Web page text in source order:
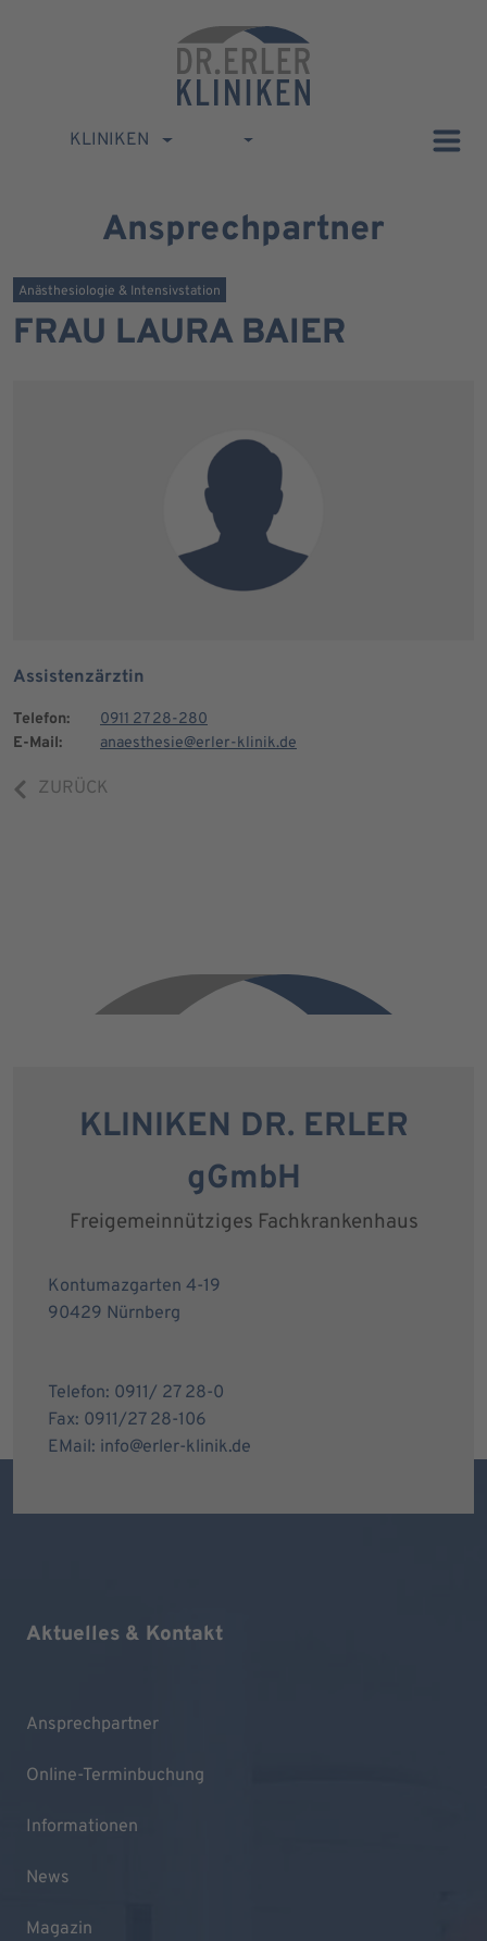
KLINIKEN
Ansprechpartner
Anästhesiologie & Intensivstation
FRAU LAURA BAIER
Assistenzärztin
Telefon:
0911 27 28-280
E-Mail:
anaesthesie@erler-klinik.de
ZURÜCK
KLINIKEN DR. ERLER
gGmbH
Freigemeinnütziges Fachkrankenhaus
Kontumazgarten 4-19
90429 Nürnberg
Telefon: 0911/ 27 28-0
Fax: 0911/27 28-106
EMail: info@erler-klinik.de
Aktuelles & Kontakt
Ansprechpartner
Online-Terminbuchung
Informationen
News
Magazin